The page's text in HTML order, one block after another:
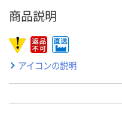
商品説明
アイコンの説明